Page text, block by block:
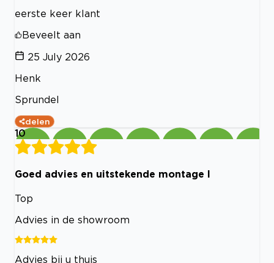
eerste keer klant
Beveelt aan
25 July 2026
Henk
Sprundel
delen
10
Goed advies en uitstekende montage l
Top
Advies in de showroom
Advies bij u thuis